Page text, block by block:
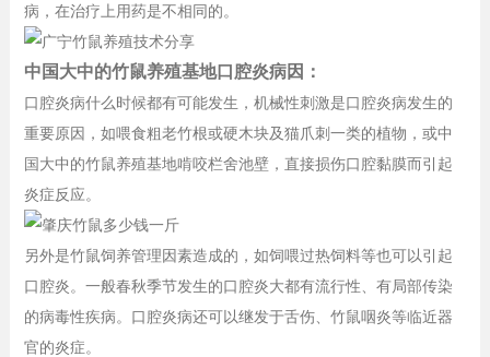
病，在治疗上用药是不相同的。
中国大中的竹鼠养殖基地口腔炎病因：
口腔炎病什么时候都有可能发生，机械性刺激是口腔炎病发生的
重要原因，如喂食粗老竹根或硬木块及猫爪刺一类的植物，或中
国大中的竹鼠养殖基地啃咬栏舍池壁，直接损伤口腔黏膜而引起
炎症反应。
另外是竹鼠饲养管理因素造成的，如饲喂过热饲料等也可以引起
口腔炎。一般春秋季节发生的口腔炎大都有流行性、有局部传染
的病毒性疾病。口腔炎病还可以继发于舌伤、竹鼠咽炎等临近器
官的炎症。